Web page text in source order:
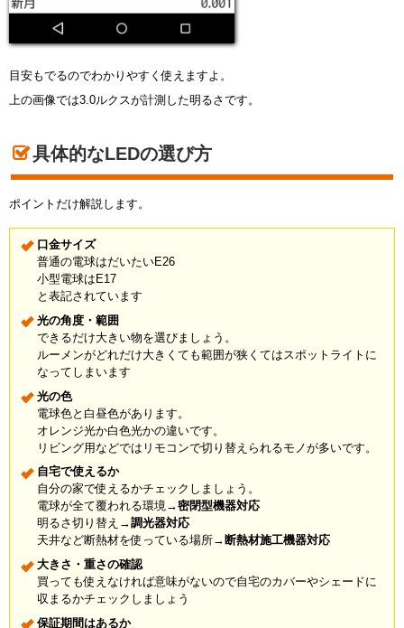
目安もでるのでわかりやすく使えますよ。
上の画像では3.0ルクスが計測した明るさです。
具体的なLEDの選び方
ポイントだけ解説します。
口金サイズ
普通の電球はだいたいE26
小型電球はE17
と表記されています
光の角度・範囲
できるだけ大きい物を選びましょう。
ルーメンがどれだけ大きくても範囲が狭くてはスポットライトに
なってしまいます
光の色
電球色と白昼色があります。
オレンジ光か白色光かの違いです。
リビング用などではリモコンで切り替えられるモノが多いです。
自宅で使えるか
自分の家で使えるかチェックしましょう。
電球が全て覆われる環境→密閉型機器対応
明るさ切り替え→調光器対応
天井など断熱材を使っている場所→ 断熱材施工機器対応
大きさ・重さの確認
買っても使えなければ意味がないので自宅のカバーやシェードに
収まるかチェックしましょう
保証期間はあるか